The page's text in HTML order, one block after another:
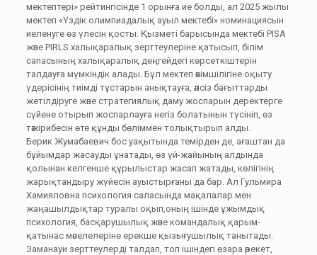
мектептері» рейтингісінде 1 орынға ие болды, ал 2025 жылы
мектеп «Үздік олимпиадалық ауыл мектебі» номинациясын
иеленуге өз үлесін қосты. Қызметі барысында мектебі PISA
және PIRLS халықаралық зерттеулеріне қатысып, білім
сапасының халықаралық деңгейдегі көрсеткіштерін
талдауға мүмкіндік алады. Бұл мектеп әкімшілігіне оқыту
үдерісінің тиімді тұстарын анықтауға, әлсіз бағыттарды
жетілдіруге және стратегиялық даму жоспарын деректерге
сүйене отырып жоспарлауға негіз болатынын түсініп, өз
тәжірибесін өте құнды бөліммен толықтырып алды.
Берик Жумабаевич бос уақытында темірден де, ағаштан да
бұйымдар жасауды ұнатады, өз үй-жайының алдында
қолынан келгенше құрылыстар жасап жатады, көлігінің
жарықтандыру жүйесін ауыстырғаны да бар. Ал Гульмира
Хамияловна психология саласында мақалалар мен
жаңашылдықтар туралы оқып,оның ішінде ұжымдық
психология, басқарушылық және командалық қарым-
қатынас мәселелеріне ерекше қызығушылық танытады.
Заманауи зерттеулерді талдап, топ ішіндегі өзара әрекет,